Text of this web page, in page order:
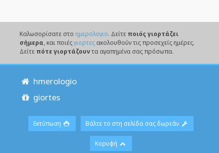
Καλωσορίσατε στο ημερολογιο. Δείτε ποιός γιορτάζει
σήμερα, και ποιέςγιορτεςακολουθούν τις προσεχείς ημέρες.
Δείτε πότε γιορτάζουντα αγαπημένα σας πρόσωπα.
hmerologio
giortes
Εκτύπωση Βάλτε το στη σελίδα σας δωρεάν
Κορυφή